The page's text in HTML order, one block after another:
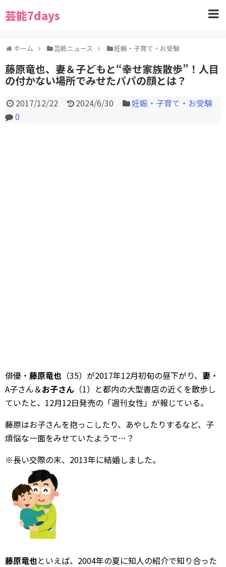
芸能7days
ホーム 芸能ニュース 妊娠・子育て・お受験
藤原竜也、妻＆子どもと“幸せ家族散歩”！人目
の付かない場所でみせたパパの顔とは？
2017/12/22 2024/6/30
妊娠・子育て・お受験
0
俳優・ 藤原竜也 （35）が2017年12月初旬の昼下がり、 妻 ・
A子さん＆お子さん （1）と都内の大型書店の近くを散歩し
ていたと、12月12日発売の「週刊女性」が報じている。
藤原はお子さんを抱っこしたり、あやしたりするなど、子
煩悩な一面をみせていたようで…？
※長い交際の末、2013年に結婚しました。
藤原竜也といえば、2004年の夏に知人の紹介で知り合った